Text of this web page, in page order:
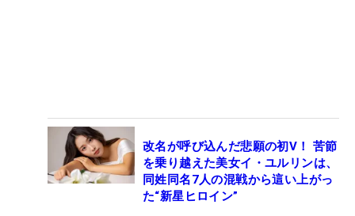
改名が呼び込んだ悲願の初V！ 苦節
を乗り越えた美女イ・ユルリンは、
同姓同名7人の混戦から這い上がっ
た“新星ヒロイン”